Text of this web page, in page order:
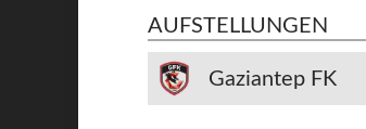
AUFSTELLUNGEN
Gaziantep FK